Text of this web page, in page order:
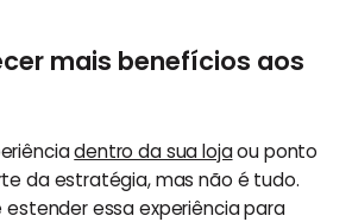
mais benefícios aos
dentro da sua lojaou ponto
da estratégia, mas não é tudo.
estender essa experiência para